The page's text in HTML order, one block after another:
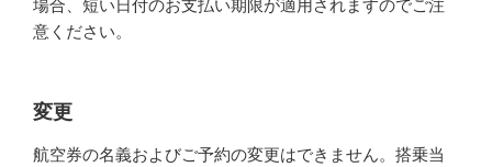
場合、短い日付のお支払い期限が適用されますのでご注
意ください。
変更
航空券の名義およびご予約の変更はできません。搭乗当